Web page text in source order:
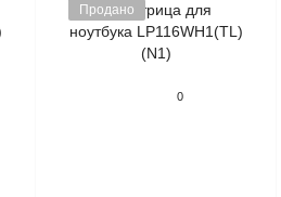
Продано
0